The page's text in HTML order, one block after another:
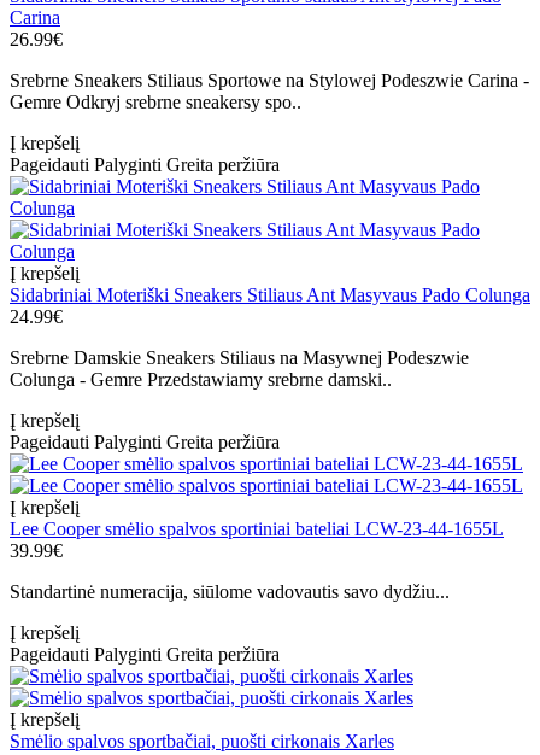
Carina
26.99€
Srebrne Sneakers Stiliaus Sportowe na Stylowej Podeszwie Carina -
Gemre Odkryj srebrne sneakersy spo..
Į krepšelį
Pageidauti Palyginti Greita peržiūra
Į krepšelį
Sidabriniai Moteriški Sneakers Stiliaus Ant Masyvaus Pado Colunga
24.99€
Srebrne Damskie Sneakers Stiliaus na Masywnej Podeszwie
Colunga - Gemre Przedstawiamy srebrne damski..
Į krepšelį
Pageidauti Palyginti Greita peržiūra
Į krepšelį
Lee Cooper smėlio spalvos sportiniai bateliai LCW-23-44-1655L
39.99€
Standartinė numeracija, siūlome vadovautis savo dydžiu...
Į krepšelį
Pageidauti Palyginti Greita peržiūra
Į krepšelį
Smėlio spalvos sportbačiai, puošti cirkonais Xarles